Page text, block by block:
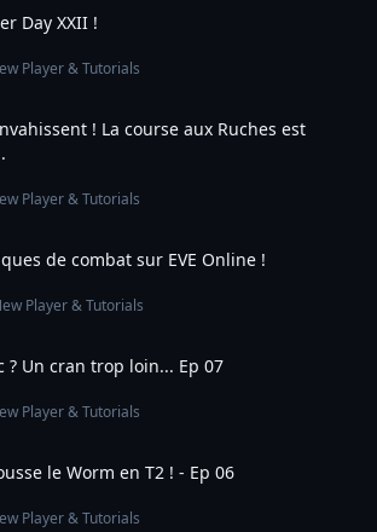
Day XXII !
Player & Tutorials
! La course aux Ruches est
Player & Tutorials
de combat sur EVE Online !
Player & Tutorials
? Un cran trop loin... Ep 07
Player & Tutorials
le Worm en T2 ! - Ep 06
Player & Tutorials